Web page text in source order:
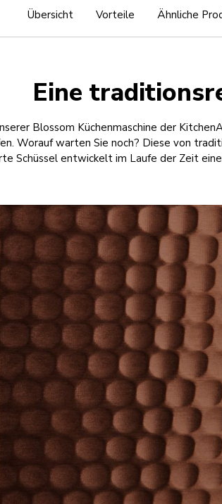
Übersicht Vorteile Ähnliche
Eine
Blossom Küchenmaschine der
Worauf warten Sie noch? Diese von
Schüssel entwickelt im Laufe der Zeit